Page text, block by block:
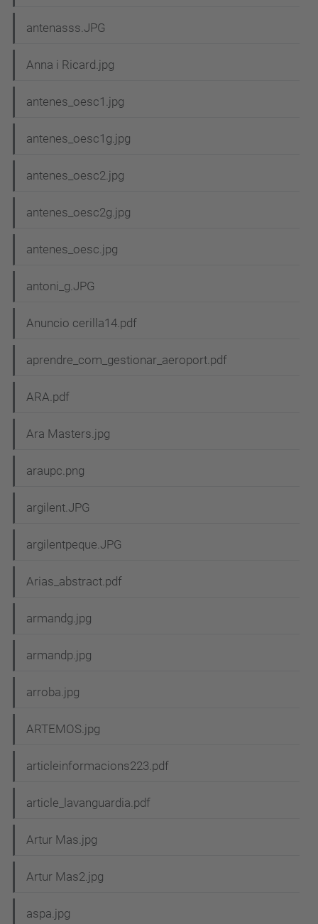
antenasss.JPG
Anna i Ricard.jpg
antenes_oesc1.jpg
antenes_oesc1g.jpg
antenes_oesc2.jpg
antenes_oesc2g.jpg
antenes_oesc.jpg
antoni_g.JPG
Anuncio cerilla14.pdf
aprendre_com_gestionar_aeroport.pdf
ARA.pdf
Ara Masters.jpg
araupc.png
argilent.JPG
argilentpeque.JPG
Arias_abstract.pdf
armandg.jpg
armandp.jpg
arroba.jpg
ARTEMOS.jpg
articleinformacions223.pdf
article_lavanguardia.pdf
Artur Mas.jpg
Artur Mas2.jpg
aspa.jpg